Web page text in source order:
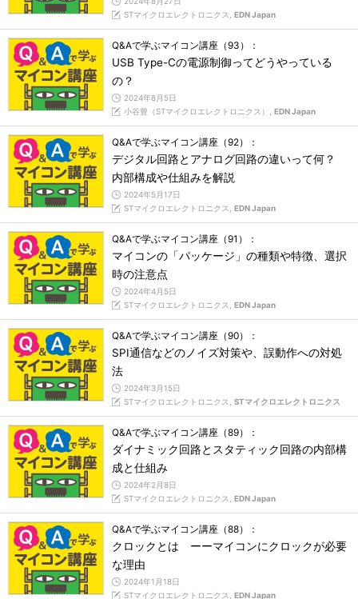
STマイクロエレクトロニクス, EDN Japan
Q&Aで学ぶマイコン講座（93）：
USB Type-Cの電源制御ってどうやっている
の？
2024年8月5日
小谷豊（STマイクロエレクトロニクス）, EDN Japan
Q&Aで学ぶマイコン講座（92）：
デジタル回路とアナログ回路の違いって何？
内部構成や仕組みを解説
2024年5月17日
STマイクロエレクトロニクス, EDN Japan
Q&Aで学ぶマイコン講座（91）：
マイコンの「パッケージ」の種類や特徴、選択
時の注意点
2024年4月5日
STマイクロエレクトロニクス, EDN Japan
Q&Aで学ぶマイコン講座（90）：
SPI通信などのノイズ対策や、誤動作への対処
法
2024年3月15日
STマイクロエレクトロニクス, STマイクロエレクトロニクス
Q&Aで学ぶマイコン講座（89）：
ダイナミック回路とスタティック回路の内部構
成と仕組み
2024年2月8日
STマイクロエレクトロニクス, EDN Japan
Q&Aで学ぶマイコン講座（88）：
クロックとは ーーマイコンにクロックが必要
な理由
2024年1月18日
STマイクロエレクトロニクス, EDN Japan